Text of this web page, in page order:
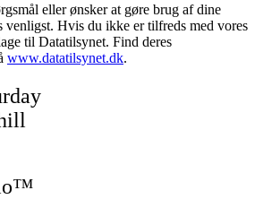
eller ønsker at gøre brug af dine
venligst. Hvis du ikke er tilfreds med vores
til Datatilsynet. Find deres
www.datatilsynet.dk.